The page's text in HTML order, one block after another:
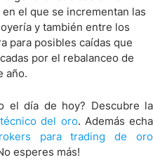
el que se incrementan las
y también entre los
para posibles caídas que
por el rebalanceo de
año.
el día de hoy? Descubre la
del oro. Además echa
para trading de oro
esperes más!